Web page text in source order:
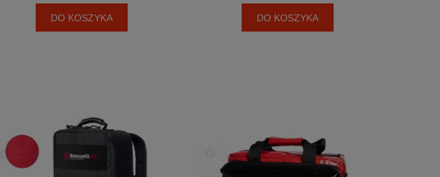
DO KOSZYKA DO KOSZYKA